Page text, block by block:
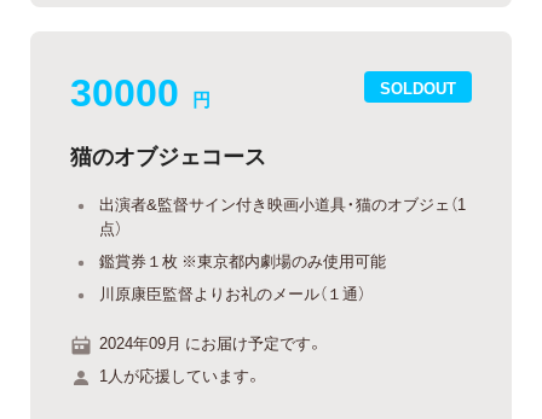
SOLDOUT
30000 円
猫のオブジェコース
出演者&監督サイン付き映画小道具・猫のオブジェ（1
点）
鑑賞券１枚 ※東京都内劇場のみ使用可能
川原康臣監督よりお礼のメール（１通）
2024年09月 にお届け予定です。
1人が応援しています。